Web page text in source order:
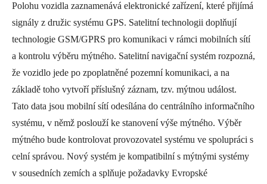
Polohu vozidla zaznamenává elektronické zařízení, které přijímá
signály z družic systému GPS. Satelitní technologii doplňují
technologie GSM/GPRS pro komunikaci v rámci mobilních sítí
a kontrolu výběru mýtného. Satelitní navigační systém rozpozná,
že vozidlo jede po zpoplatněné pozemní komunikaci, a na
základě toho vytvoří příslušný záznam, tzv. mýtnou událost.
Tato data jsou mobilní sítí odesílána do centrálního informačního
systému, v němž poslouží ke stanovení výše mýtného. Výběr
mýtného bude kontrolovat provozovatel systému ve spolupráci s
celní správou. Nový systém je kompatibilní s mýtnými systémy
v sousedních zemích a splňuje požadavky Evropské